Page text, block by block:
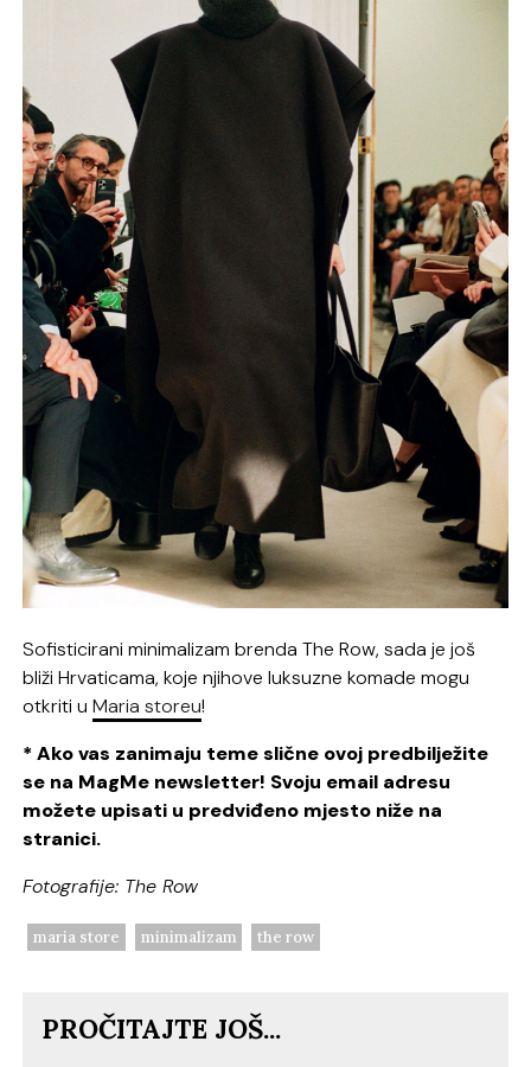
Sofisticirani minimalizam brenda The Row, sada je još
bliži Hrvaticama, koje njihove luksuzne komade mogu
otkriti uMaria storeu!
* Ako vas zanimaju teme slične ovoj predbilježite
se na MagMe newsletter! Svoju email adresu
možete upisati u predviđeno mjesto niže na
stranici.
Fotografije: The Row
maria store minimalizam the row
PROČITAJTE JOŠ...